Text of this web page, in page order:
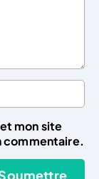
mon site
commentaire.